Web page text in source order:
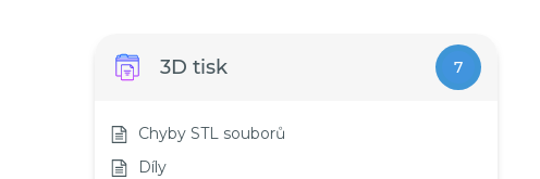
3D tisk 7
Chyby STL souborů
Díly